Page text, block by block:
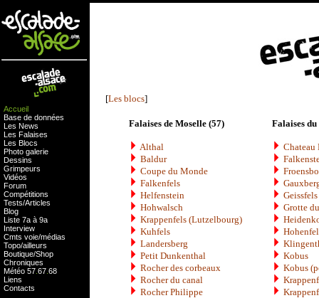
Accueil
Base de données
Les News
Les Falaises
Les Blocs
Photo galerie
Dessins
Grimpeurs
Vidéos
Forum
Compétitions
Tests/Articles
Blog
Liste 7a à 9a
Interview
Cmts voie/médias
Topo/ailleurs
Boutique/Shop
Chroniques
Météo 57 67 68
Liens
Contacts
[Les blocs]
Falaises de Moselle (57)
Althal
Baldur
Coupe du Monde
Falkenfels
Helfenstein
Hohwalsch
Krappenfels (Lutzelbourg)
Kuhfels
Landersberg
Petit Dunkenthal
Rocher des corbeaux
Rocher du canal
Rocher Philippe
Falaises
Chateau
Geissfels
Grotte
Kobus
Kobus